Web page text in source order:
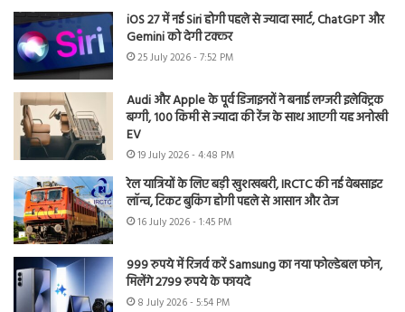
iOS 27 में नई Siri होगी पहले से ज्यादा स्मार्ट, ChatGPT और
Gemini को देगी टक्कर
25 July 2026 - 7:52 PM
Audi और Apple के पूर्व डिजाइनरों ने बनाई लग्जरी इलेक्ट्रिक
बग्गी, 100 किमी से ज्यादा की रेंज के साथ आएगी यह अनोखी
EV
19 July 2026 - 4:48 PM
रेल यात्रियों के लिए बड़ी खुशखबरी, IRCTC की नई वेबसाइट
लॉन्च, टिकट बुकिंग होगी पहले से आसान और तेज
16 July 2026 - 1:45 PM
999 रुपये में रिजर्व करें Samsung का नया फोल्डेबल फोन,
मिलेंगे 2799 रुपये के फायदे
8 July 2026 - 5:54 PM